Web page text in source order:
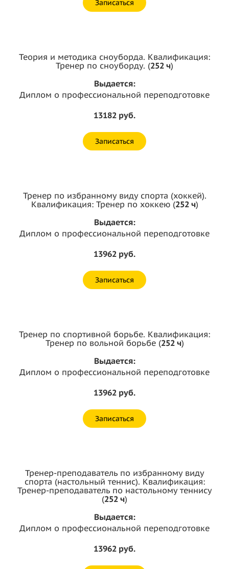
Записаться
Теория и методика сноуборда. Квалификация:
Тренер по сноуборду. (252 ч)
Выдается:
Диплом о профессиональной переподготовке
13182 руб.
Записаться
Тренер по избранному виду спорта (хоккей).
Квалификация: Тренер по хоккею (252 ч)
Выдается:
Диплом о профессиональной переподготовке
13962 руб.
Записаться
Тренер по спортивной борьбе. Квалификация:
Тренер по вольной борьбе (252 ч)
Выдается:
Диплом о профессиональной переподготовке
13962 руб.
Записаться
Тренер-преподаватель по избранному виду
спорта (настольный теннис). Квалификация:
Тренер-преподаватель по настольному теннису
(252 ч)
Выдается:
Диплом о профессиональной переподготовке
13962 руб.